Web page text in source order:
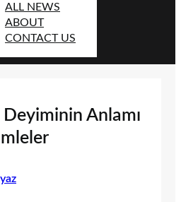
ALL NEWS
ABOUT
CONTACT US
Anlamı